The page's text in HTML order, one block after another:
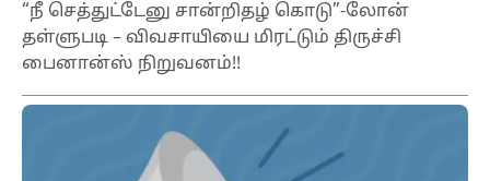
“நீ செத்துட்டேனு சான்றிதழ் கொடு”-லோன்
தள்ளுபடி – விவசாயியை மிரட்டும் திருச்சி
பைனான்ஸ் நிறுவனம்!!